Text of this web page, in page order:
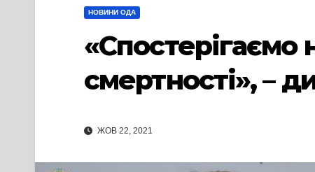
НОВИНИ ОДА
«Cпостерігаємо
смертності», –
ЖОВ 22, 2021